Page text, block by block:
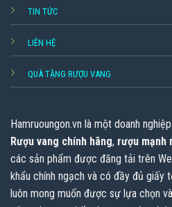
TIN TỨC
LIÊN HỆ
QUÀ TẶNG RƯỢU VANG
Hamruoungon.vn là một doanh
Rượu vang chính hãng, rượu mạnh
các sản phẩm được đăng tải trên
khẩu chính ngạch và có đầy đủ giấy
luôn mong muốn được sự lựa chọn